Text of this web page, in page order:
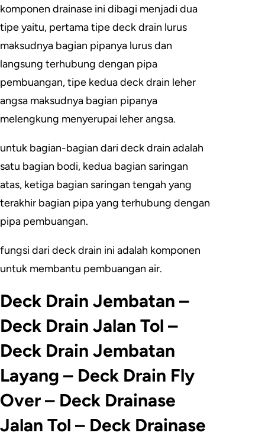
komponen drainase ini dibagi menjadi dua
tipe yaitu, pertama tipe deck drain lurus
maksudnya bagian pipanya lurus dan
langsung terhubung dengan pipa
pembuangan, tipe kedua deck drain leher
angsa maksudnya bagian pipanya
melengkung menyerupai leher angsa.
untuk bagian-bagian dari deck drain adalah
satu bagian bodi, kedua bagian saringan
atas, ketiga bagian saringan tengah yang
terakhir bagian pipa yang terhubung dengan
pipa pembuangan.
fungsi dari deck drain ini adalah komponen
untuk membantu pembuangan air.
Deck Drain Jembatan –
Deck Drain Jalan Tol –
Deck Drain Jembatan
Layang – Deck Drain Fly
Over – Deck Drainase
Jalan Tol – Deck Drainase